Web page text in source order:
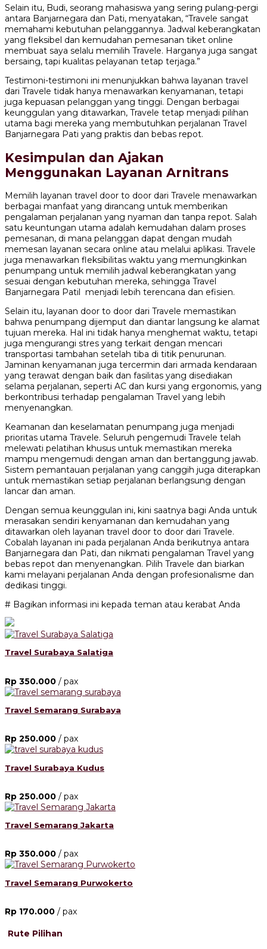
Selain itu, Budi, seorang mahasiswa yang sering pulang-pergi
antara Banjarnegara dan Pati, menyatakan, “Travele sangat
memahami kebutuhan pelanggannya. Jadwal keberangkatan
yang fleksibel dan kemudahan pemesanan tiket online
membuat saya selalu memilih Travele. Harganya juga sangat
bersaing, tapi kualitas pelayanan tetap terjaga.”
Testimoni-testimoni ini menunjukkan bahwa layanan travel
dari Travele tidak hanya menawarkan kenyamanan, tetapi
juga kepuasan pelanggan yang tinggi. Dengan berbagai
keunggulan yang ditawarkan, Travele tetap menjadi pilihan
utama bagi mereka yang membutuhkan perjalanan Travel
Banjarnegara Pati yang praktis dan bebas repot.
Kesimpulan dan Ajakan
Menggunakan Layanan Arnitrans
Memilih layanan travel door to door dari Travele menawarkan
berbagai manfaat yang dirancang untuk memberikan
pengalaman perjalanan yang nyaman dan tanpa repot. Salah
satu keuntungan utama adalah kemudahan dalam proses
pemesanan, di mana pelanggan dapat dengan mudah
memesan layanan secara online atau melalui aplikasi. Travele
juga menawarkan fleksibilitas waktu yang memungkinkan
penumpang untuk memilih jadwal keberangkatan yang
sesuai dengan kebutuhan mereka, sehingga Travel
Banjarnegara Patil menjadi lebih terencana dan efisien.
Selain itu, layanan door to door dari Travele memastikan
bahwa penumpang dijemput dan diantar langsung ke alamat
tujuan mereka. Hal ini tidak hanya menghemat waktu, tetapi
juga mengurangi stres yang terkait dengan mencari
transportasi tambahan setelah tiba di titik penurunan.
Jaminan kenyamanan juga tercermin dari armada kendaraan
yang terawat dengan baik dan fasilitas yang disediakan
selama perjalanan, seperti AC dan kursi yang ergonomis, yang
berkontribusi terhadap pengalaman Travel yang lebih
menyenangkan.
Keamanan dan keselamatan penumpang juga menjadi
prioritas utama Travele. Seluruh pengemudi Travele telah
melewati pelatihan khusus untuk memastikan mereka
mampu mengemudi dengan aman dan bertanggung jawab.
Sistem pemantauan perjalanan yang canggih juga diterapkan
untuk memastikan setiap perjalanan berlangsung dengan
lancar dan aman.
Dengan semua keunggulan ini, kini saatnya bagi Anda untuk
merasakan sendiri kenyamanan dan kemudahan yang
ditawarkan oleh layanan travel door to door dari Travele.
Cobalah layanan ini pada perjalanan Anda berikutnya antara
Banjarnegara dan Pati, dan nikmati pengalaman Travel yang
bebas repot dan menyenangkan. Pilih Travele dan biarkan
kami melayani perjalanan Anda dengan profesionalisme dan
dedikasi tinggi.
# Bagikan informasi ini kepada teman atau kerabat Anda
Travel Surabaya Salatiga
Rp 350.000 / pax
Travel Semarang Surabaya
Rp 250.000 / pax
Travel Surabaya Kudus
Rp 250.000 / pax
Travel Semarang Jakarta
Rp 350.000 / pax
Travel Semarang Purwokerto
Rp 170.000 / pax
Rute Pilihan